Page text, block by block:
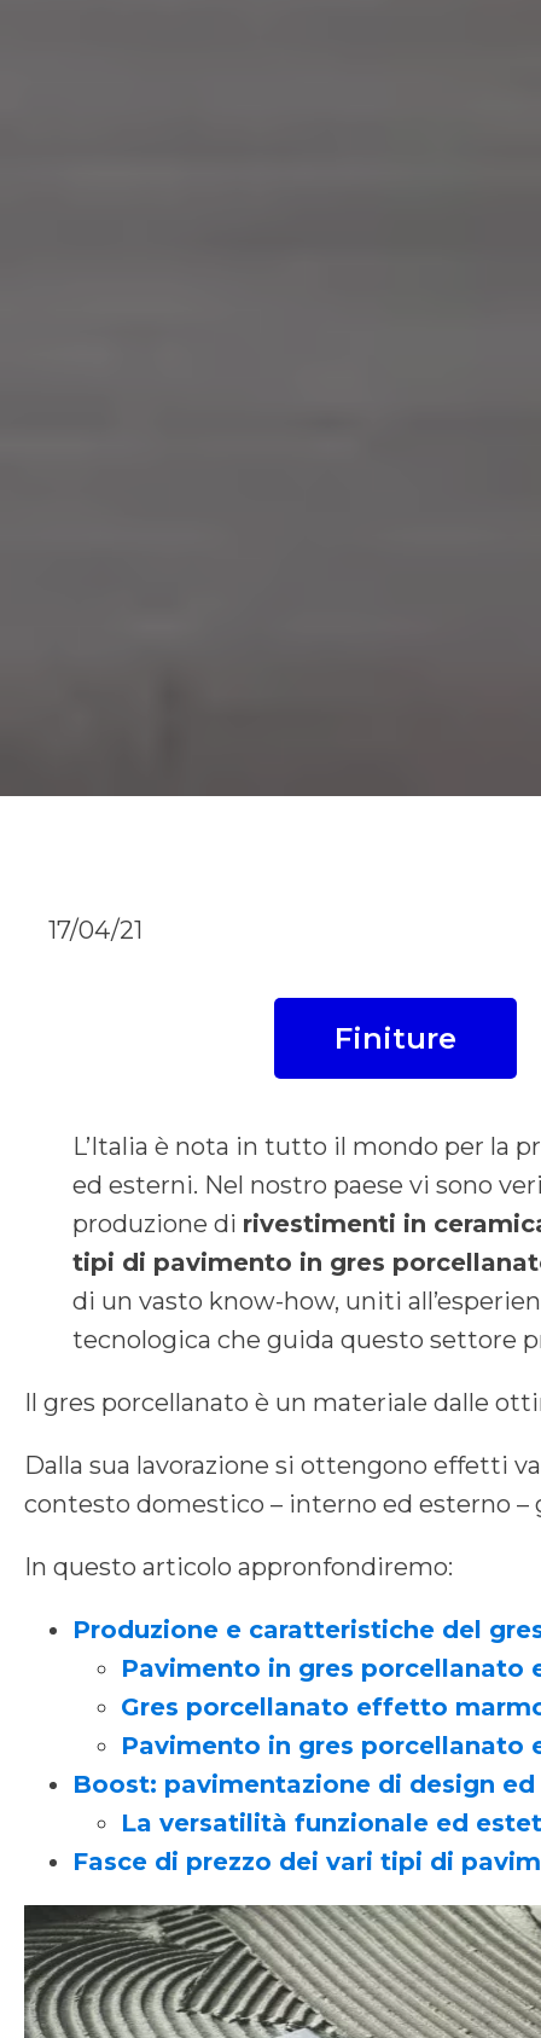
17/04/21
Finiture
L’Italia è nota in tutto il mondo per la
ed esterni. Nel nostro paese vi sono
produzione di rivestimenti in
tipi di pavimento in gres
di un vasto know-how, uniti
tecnologica che guida questo settore
Il gres porcellanato è un materiale dalle
Dalla sua lavorazione si ottengono effetti
contesto domestico – interno ed esterno –
In questo articolo appronfondiremo:
Produzione e caratteristiche del
Pavimento in gres
Gres porcellanato effetto
Pavimento in gres
Boost: pavimentazione di design
La versatilità funzionale ed
Fasce di prezzo dei vari tipi di